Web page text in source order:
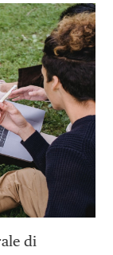
di